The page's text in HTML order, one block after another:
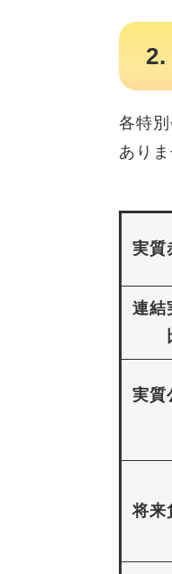
2.
各特
ありま
実質
連結
実質
将来